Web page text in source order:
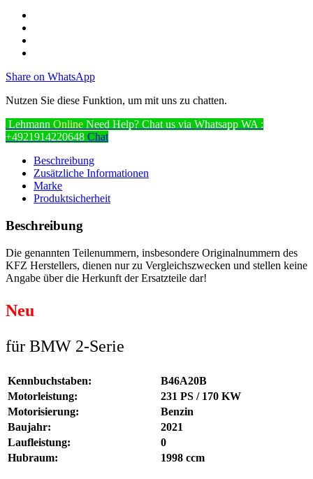
Share on WhatsApp
Nutzen Sie diese Funktion, um mit uns zu chatten.
Lehmann Online Need Help? Chat us via Whatsapp WA :
+4921914220648 Chat
Beschreibung
Zusätzliche Informationen
Marke
Produktsicherheit
Beschreibung
Die genannten Teilenummern, insbesondere Originalnummern des
KFZ Herstellers, dienen nur zu Vergleichszwecken und stellen keine
Angabe über die Herkunft der Ersatzteile dar!
Neu
für BMW 2-Serie
Kennbuchstaben:
B46A20B
Motorleistung:
231 PS / 170 KW
Motorisierung:
Benzin
Baujahr:
2021
Laufleistung:
0
Hubraum:
1998 ccm